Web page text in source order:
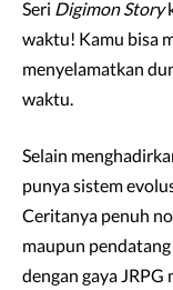
Seri Digimon Story
waktu! Kamu bisa
menyelamatkan
waktu.
Selain
punya sistem
Ceritanya penuh
maupun
dengan gaya JRPG